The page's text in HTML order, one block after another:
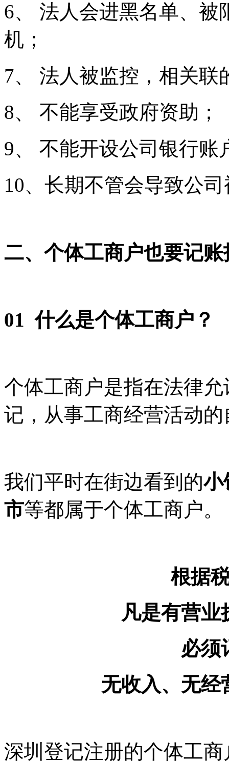
6、 法人会进黑名单、被
机；
7、 法人被监控，相关
8、 不能享受政府资助；
9、 不能开设公司银行账
10、长期不管会导致公
二、个体工商户也要记账
01什么是个体工商户？
个体工商户是指在法律
记，从事工商经营活动
我们平时在街边看到的小
市等都属于个体工商户。
根据
凡是有营业
必须
无收入、无经
深圳登记注册的个体工